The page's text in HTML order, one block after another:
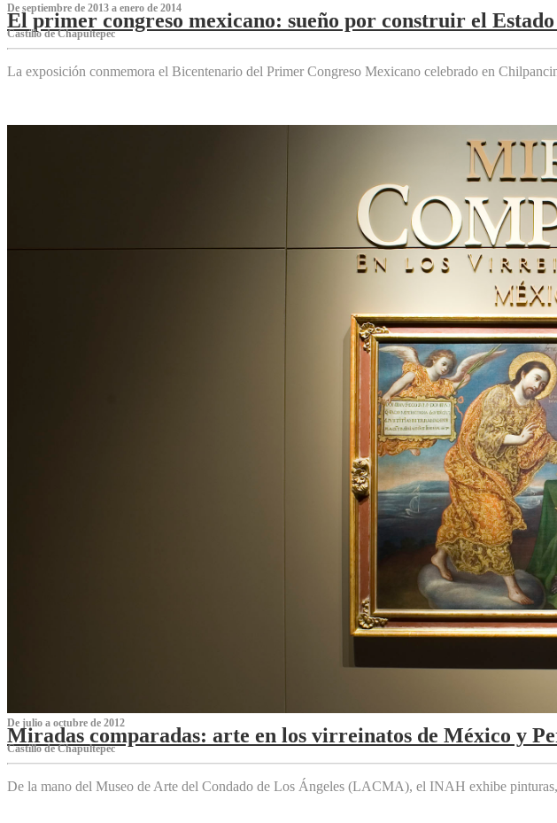
De septiembre de 2013 a enero de 2014
El primer congreso mexicano: sueño por construir el
Castillo de Chapultepec
La exposición conmemora el Bicentenario del Primer Congreso Mexicano celebrado en
De julio a octubre de 2012
Miradas comparadas: arte en los virreinatos de México y
Castillo de Chapultepec
De la mano del Museo de Arte del Condado de Los Ángeles (LACMA), el INAH exhibe